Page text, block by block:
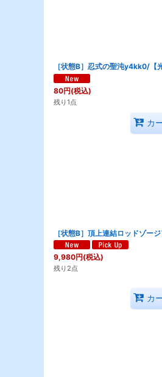
［状態B］忍式の聖沌y4kk0/【
80円(税込)
残り1点
カ
［状態B］頂上連結ロッドゾー
9,980円(税込)
残り2点
カ